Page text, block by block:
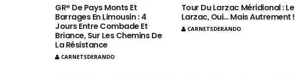
GR® De Pays Monts Et
Barrages En Limousin : 4
Jours Entre Combade Et
Briance, Sur Les Chemins De
La Résistance
CARNETSDERANDO
Tour Du Larzac Méridional : Le
Larzac, Oui… Mais Autrement !
CARNETSDERANDO